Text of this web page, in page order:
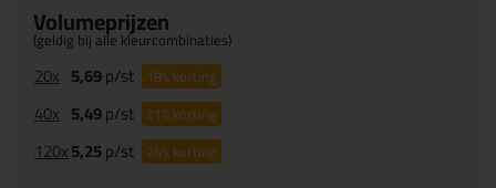
Volumeprijzen
(geldig bij alle kleurcombinaties)
20x 5,69p/st 18%korting
40x 5,49p/st 21%korting
120x5,25p/st 24%korting